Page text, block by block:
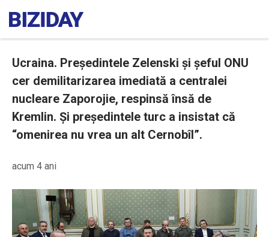
Ucraina. Președintele Zelenski și șeful ONU
cer demilitarizarea imediată a centralei
nucleare Zaporojie, respinsă însă de
Kremlin. Și președintele turc a insistat că
“omenirea nu vrea un alt Cernobîl”.
acum 4 ani